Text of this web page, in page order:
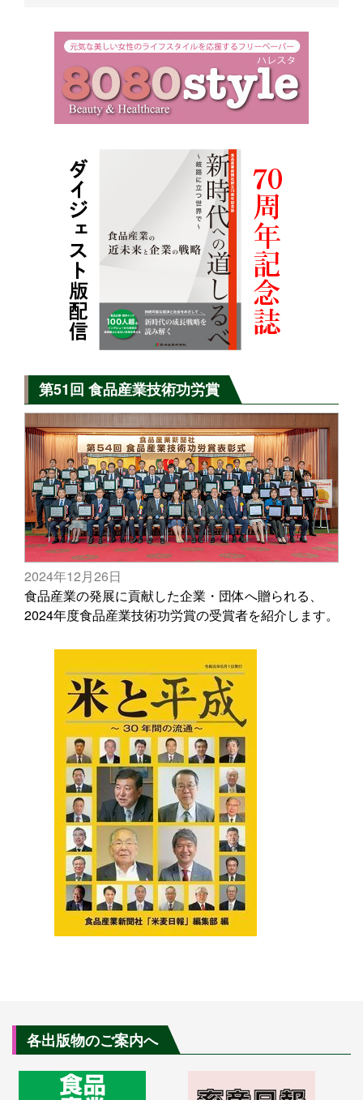
第51回 食品産業技術功労賞
2024年12月26日
食品産業の発展に貢献した企業・団体へ贈られる、
2024年度食品産業技術功労賞の受賞者を紹介します。
各出版物のご案内へ